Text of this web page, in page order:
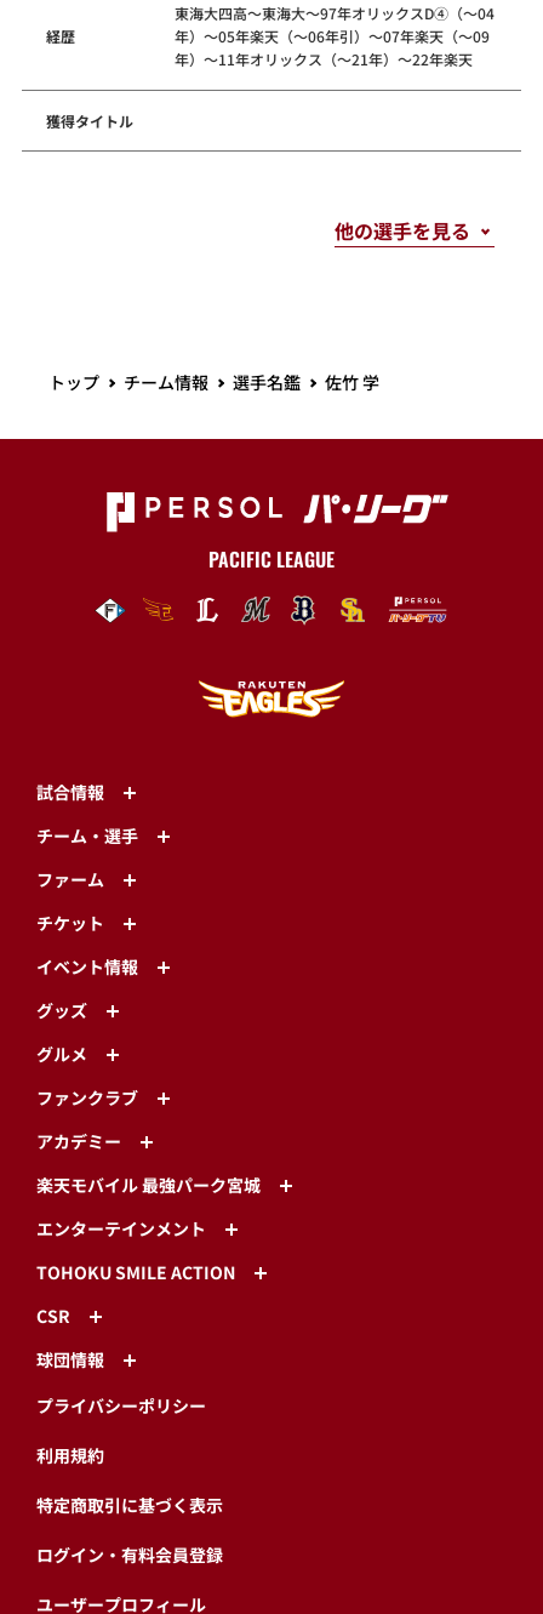
経歴
東海大四高～東海大～97年オリックスD④（～04
年）～05年楽天（～06年引）～07年楽天（～09
年）～11年オリックス（～21年）～22年楽天
獲得タイトル
トップ チーム情報 選手名鑑 佐竹 学
PACIFIC LEAGUE
試合情報
チーム・選手
ファーム
チケット
イベント情報
グッズ
グルメ
ファンクラブ
アカデミー
楽天モバイル 最強パーク宮城
エンターテインメント
TOHOKU SMILE ACTION
CSR
球団情報
プライバシーポリシー
利用規約
特定商取引に基づく表示
ログイン・有料会員登録
ユーザープロフィール